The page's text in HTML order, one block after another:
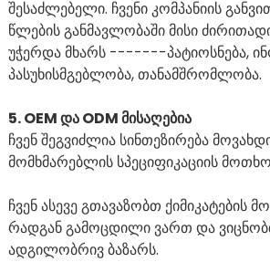
შესაძლებელი. ჩვენი კომპანიის
წლების განმავლობაში მისი
უჭერდა მხარს -------პატიოსნება,
პასუხისმგებლობა, თანამშრომლობა.
5. OEM და ODM მისაღებია
ჩვენ შეგვიძლია სინთეზირება
მომხმარებლის სპეციფიკაციის
ჩვენ ასევე გთავაზობთ ქიმიკატების
რადგან გამოცდილი ვართ და
ადგილობრივ ბაზარს.